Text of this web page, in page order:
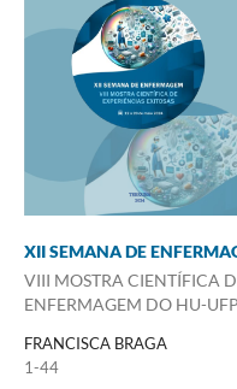
XII SEMANA DE
VIII MOSTRA CIENTÍFICA
ENFERMAGEM DO HU-
FRANCISCA BRAGA
1-44